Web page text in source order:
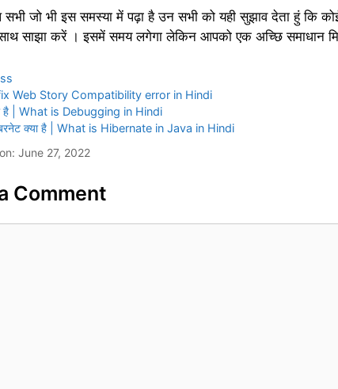
जो भी इस समस्या में पढ़ा है उन सभी को यही सुझाव देता हुं कि
साझा करें । इसमें समय लगेगा लेकिन आपको एक अच्छि समाधान
Web Story Compatibility error in Hindi
है | What is Debugging in Hindi
क्या है | What is Hibernate in Java in Hindi
June 27, 2022
Comment